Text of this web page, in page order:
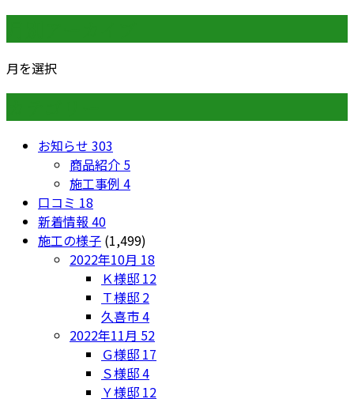
月を選択
お知らせ 303
商品紹介 5
施工事例 4
口コミ 18
新着情報 40
施工の様子 (1,499)
2022年10月 18
Ｋ様邸 12
Ｔ様邸 2
久喜市4
2022年11月 52
Ｇ様邸 17
Ｓ様邸4
Ｙ様邸 12